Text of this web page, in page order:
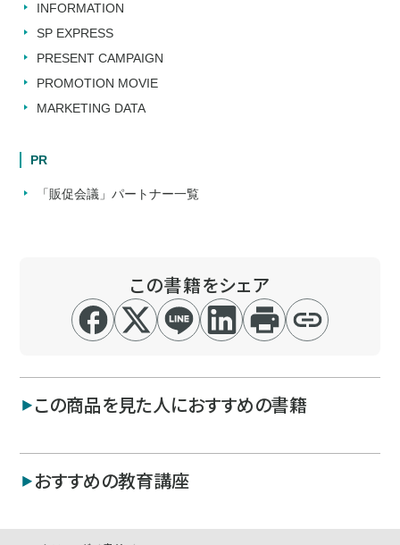
INFORMATION
SP EXPRESS
PRESENT CAMPAIGN
PROMOTION MOVIE
MARKETING DATA
PR
「販促会議」パートナー一覧
この書籍をシェア
この商品を見た人におすすめの書籍
おすすめの教育講座